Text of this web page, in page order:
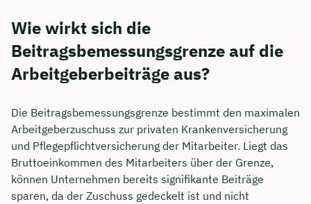
Wie wirkt sich die
Beitragsbemessungsgrenze auf die
Arbeitgeberbeiträge aus?
Die Beitragsbemessungsgrenze bestimmt den maximalen
Arbeitgeberzuschuss zur privaten Krankenversicherung
und Pflegepflichtversicherung der Mitarbeiter. Liegt das
Bruttoeinkommen des Mitarbeiters über der Grenze,
können Unternehmen bereits signifikante Beiträge
sparen, da der Zuschuss gedeckelt ist und nicht